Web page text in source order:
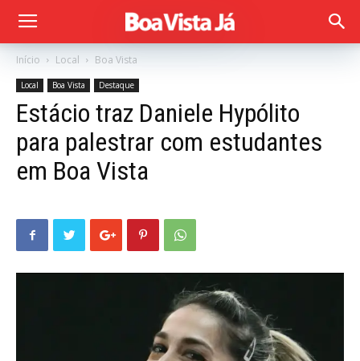
Início Local Boa Vista
Local Boa Vista Destaque
Estácio traz Daniele Hypólito
para palestrar com estudantes
em Boa Vista